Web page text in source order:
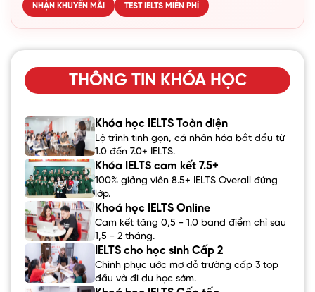
NHẬN KHUYẾN MÃI TEST IELTS MIỄN PHÍ
THÔNG TIN KHÓA HỌC
Khóa học IELTS Toàn diện
Lộ trình tinh gọn, cá nhân hóa bắt đầu từ
1.0 đến 7.0+ IELTS.
Khóa IELTS cam kết 7.5+
100% giảng viên 8.5+ IELTS Overall đứng
lớp.
Khoá học IELTS Online
Cam kết tăng 0,5 - 1.0 band điểm chỉ sau
1,5 - 2 tháng.
IELTS cho học sinh Cấp 2
Chinh phục ước mơ đỗ trường cấp 3 top
đầu và đi du học sớm.